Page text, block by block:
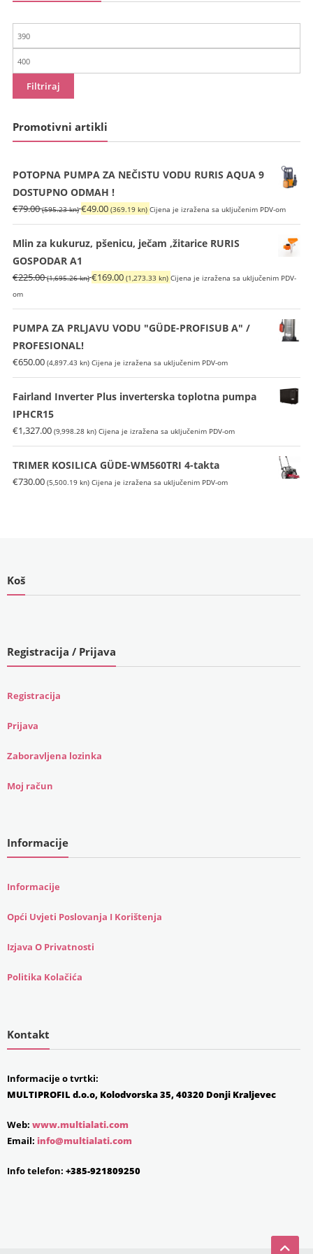
Min
cijena
Maks
cijena
Filtriraj
Promotivni artikli
POTOPNA PUMPA ZA NEČISTU VODU RURIS AQUA 9
DOSTUPNO ODMAH !
€79.00 (595.23 kn)Izvorna
cijena
bila
je:
€79.00
€49.00 (369.19 kn) Trenutna
cijena
je:
(369.19
Cijena je izražena sa uključenim PDV-om
Mlin za kukuruz, pšenicu, ječam ,žitarice RURIS
GOSPODAR A1
€225.00 (1,695.26 kn)Izvorna
bila
je:
€169.00 (1,273.33 kn) Trenutna
je:
€169.00
kn).
Cijena je izražena sa uključenim PDV-
om
PUMPA ZA PRLJAVU VODU "GÜDE-PROFISUB A" /
PROFESIONAL!
€650.00 (4,897.43 kn) Cijena je izražena sa uključenim PDV-om
Fairland Inverter Plus inverterska toplotna pumpa
IPHCR15
€1,327.00 (9,998.28 kn) Cijena je izražena sa uključenim PDV-om
TRIMER KOSILICA GÜDE-WM560TRI 4-takta
€730.00 (5,500.19 kn) Cijena je izražena sa uključenim PDV-om
Koš
Registracija / Prijava
Registracija
Prijava
Zaboravljena lozinka
Moj račun
Informacije
Informacije
Opći Uvjeti Poslovanja I Korištenja
Izjava O Privatnosti
Politika Kolačića
Kontakt
Informacije o tvrtki:
MULTIPROFIL d.o.o, Kolodvorska 35, 40320 Donji Kraljevec
Web: www.multialati.com
Email: info@multialati.com
Info telefon: +385-921809250